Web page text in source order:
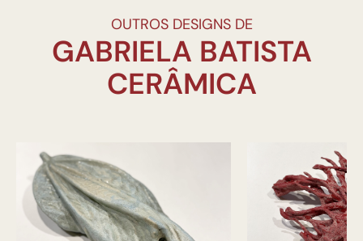
OUTROS DESIGNS DE
GABRIELA BATISTA